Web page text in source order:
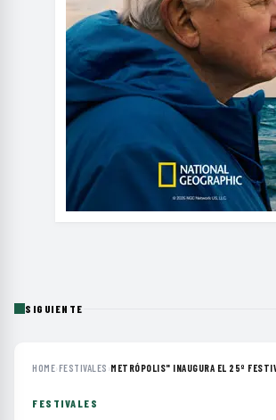
SIGUIENTE
HOME›FESTIVALES ›METRÓPOLIS" INAUGURA EL 25º
FESTIVALES